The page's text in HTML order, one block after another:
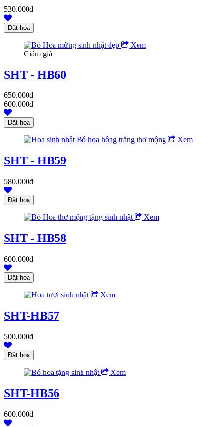
530.000đ
Xem
Giảm giá
SHT - HB60
650.000đ
600.000đ
Xem
SHT - HB59
580.000đ
Xem
SHT - HB58
600.000đ
Xem
SHT-HB57
500.000đ
Xem
SHT-HB56
600.000đ